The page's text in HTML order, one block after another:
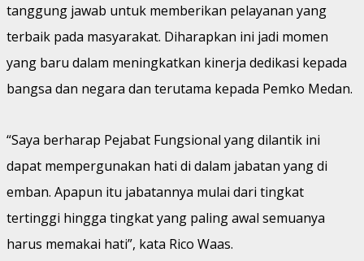
tanggung jawab untuk memberikan pelayanan yang
terbaik pada masyarakat. Diharapkan ini jadi momen
yang baru dalam meningkatkan kinerja dedikasi kepada
bangsa dan negara dan terutama kepada Pemko Medan.
“Saya berharap Pejabat Fungsional yang dilantik ini
dapat mempergunakan hati di dalam jabatan yang di
emban. Apapun itu jabatannya mulai dari tingkat
tertinggi hingga tingkat yang paling awal semuanya
harus memakai hati”, kata Rico Waas.